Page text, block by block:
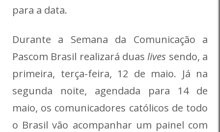
para a data.
Durante a Semana da Comunicação a
Pascom Brasil realizará duaslives sendo, a
primeira, terça-feira, 12 de maio. Já na
segunda noite, agendada para 14 de
maio, os comunicadores católicos de todo
o Brasil vão acompanhar um painel com